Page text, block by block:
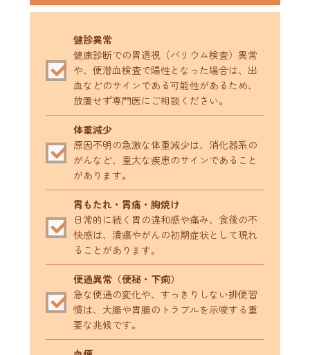
健診異常
健康診断での胃透視（バリウム検査）異常
や、便潜血検査で陽性となった場合は、出
血などのサインである可能性があるため、
放置せず専門医にご相談ください。
体重減少
原因不明の急激な体重減少は、消化器系の
がんなど、重大な疾患のサインであること
があります。
胃もたれ・胃痛・胸焼け
日常的に続く胃の違和感や痛み、食後の不
快感は、潰瘍やがんの初期症状として現れ
ることがあります。
便通異常（便秘・下痢）
急な便通の変化や、すっきりしない排便習
慣は、大腸や胃腸のトラブルを示唆する重
要な兆候です。